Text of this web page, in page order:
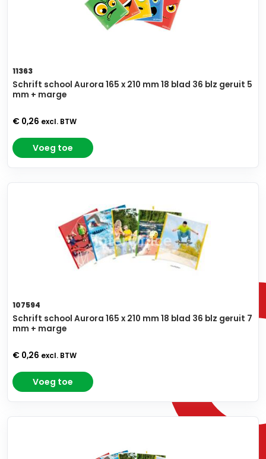
11363
Schrift school Aurora 165 x 210 mm 18 blad 36 blz geruit 5
mm + marge
€ 0,26 excl. BTW
Voeg toe
107594
Schrift school Aurora 165 x 210 mm 18 blad 36 blz geruit 7
mm + marge
€ 0,26 excl. BTW
Voeg toe